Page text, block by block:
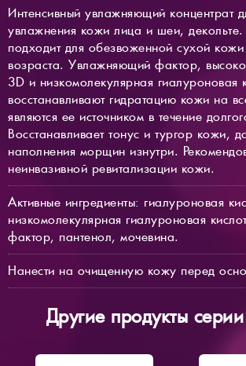
Интенсивный увлажняющий концентрат
увлажнения кожи лица и шеи,
подходит для обезвоженной сухой
возраста. Увлажняющий фактор,
3D и низкомолекулярная гиалуроновая
восстанавливают гидратацию кожи на
являются ее источником в течение
Восстанавливает тонус и тургор кожи,
наполнения морщин изнутри.
неинвазивной ревитализации кожи.
Активные ингредиенты: гиалуроновая
низкомолекулярная гиалуроновая
фактор, пантенол, мочевина.
Нанести на очищенную кожу перед
Другие продукты